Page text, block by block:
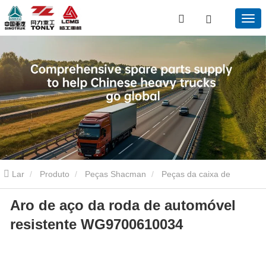
Lar Produto Peças Shacman Peças da caixa de
engrenagens Shacman
resistente WG9700610034
Aro de aço da roda de automóvel
resistente WG9700610034